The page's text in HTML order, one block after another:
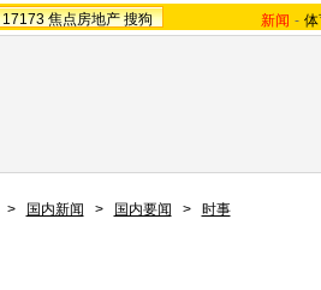
17173 焦点房地产 搜狗 新闻 -
> 国内新闻 > 国内要闻 > 时事